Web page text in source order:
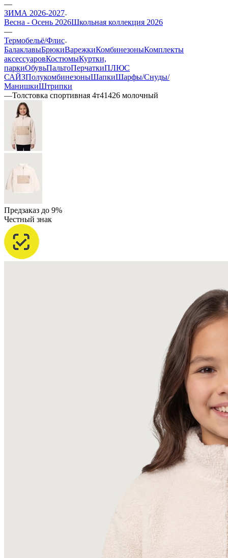
—
ЗИМА 2026-2027
Весна - Осень 2026Школьная коллекция 2026
—
Термобельё/Флис
БалаклавыБрюкиВарежкиКомбинезоныКомплекты
аксессуаровКостюмыКуртки,
паркиОбувьПальтоПерчаткиПЛЮС
САЙЗПолукомбинезоныШапкиШарфы/Снуды/
МанишкиШтрипки
—Толстовка спортивная 4т41426 молочный
Предзаказ до 9%
Честный знак